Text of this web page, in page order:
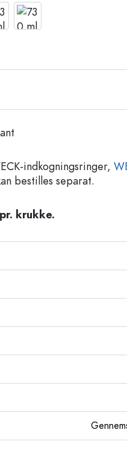
indkogningsringer,
bestilles separat.
krukke.